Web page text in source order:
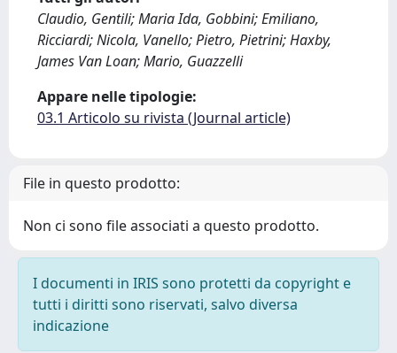
Claudio, Gentili; Maria Ida, Gobbini; Emiliano,
Ricciardi; Nicola, Vanello; Pietro, Pietrini; Haxby,
James Van Loan; Mario, Guazzelli
Appare nelle tipologie:
03.1 Articolo su rivista (Journal article)
File in questo prodotto:
Non ci sono file associati a questo prodotto.
I documenti in IRIS sono protetti da copyright e
tutti i diritti sono riservati, salvo diversa
indicazione